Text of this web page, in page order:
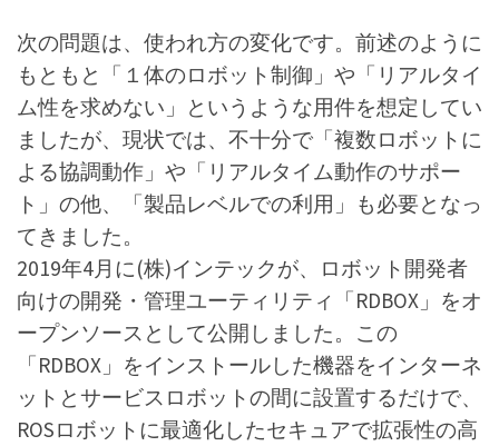
次の問題は、使われ方の変化です。前述のように
もともと「１体のロボット制御」や「リアルタイ
ム性を求めない」というような用件を想定してい
ましたが、現状では、不十分で「複数ロボットに
よる協調動作」や「リアルタイム動作のサポー
ト」の他、「製品レベルでの利用」も必要となっ
てきました。
2019年4月に(株)インテックが、ロボット開発者
向けの開発・管理ユーティリティ「RDBOX」をオ
ープンソースとして公開しました。この
「RDBOX」をインストールした機器をインターネ
ットとサービスロボットの間に設置するだけで、
ROSロボットに最適化したセキュアで拡張性の高